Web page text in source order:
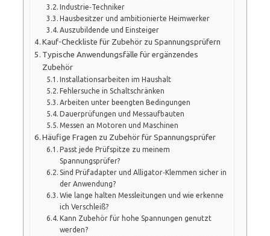
Industrie‑Techniker
Hausbesitzer und ambitionierte Heimwerker
Auszubildende und Einsteiger
Kauf-Checkliste für Zubehör zu Spannungsprüfern
Typische Anwendungsfälle für ergänzendes
Zubehör
Installationsarbeiten im Haushalt
Fehlersuche in Schaltschränken
Arbeiten unter beengten Bedingungen
Dauerprüfungen und Messaufbauten
Messen an Motoren und Maschinen
Häufige Fragen zu Zubehör für Spannungsprüfer
Passt jede Prüfspitze zu meinem
Spannungsprüfer?
Sind Prüfadapter und Alligator‑Klemmen sicher in
der Anwendung?
Wie lange halten Messleitungen und wie erkenne
ich Verschleiß?
Kann Zubehör für hohe Spannungen genutzt
werden?